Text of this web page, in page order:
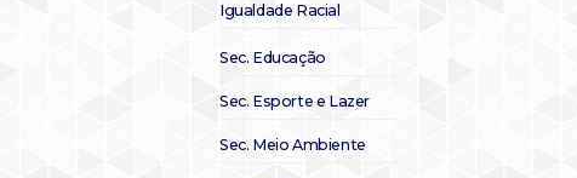
Igualdade Racial
Sec. Educação
Sec. Esporte e Lazer
Sec. Meio Ambiente